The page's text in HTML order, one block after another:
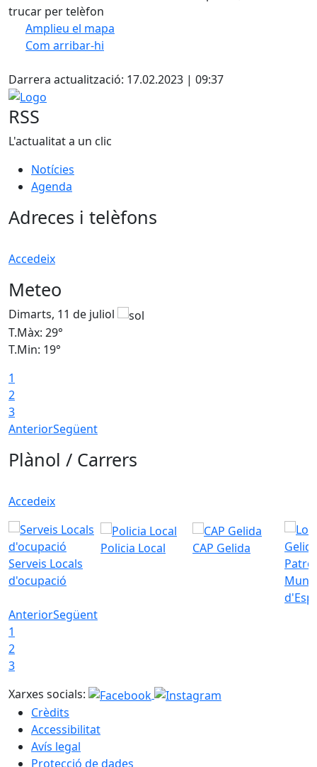
trucar per telèfon
Amplieu el mapa
Com arribar-hi
−
Darrera actualització: 17.02.2023 | 09:37
Logo
RSS
L'actualitat a un clic
Notícies
Agenda
Adreces i telèfons
Accedeix
Meteo
Dimarts, 11 de juliol
T.Màx: 29°
T.Min: 19°
1
2
3
AnteriorSegüent
Plànol / Carrers
Accedeix
Serveis Locals
d'ocupació
Policia Local
CAP Gelida
AnteriorSegüent
1
2
3
Xarxes socials:
Crèdits
Accessibilitat
Avís legal
Protecció de dades